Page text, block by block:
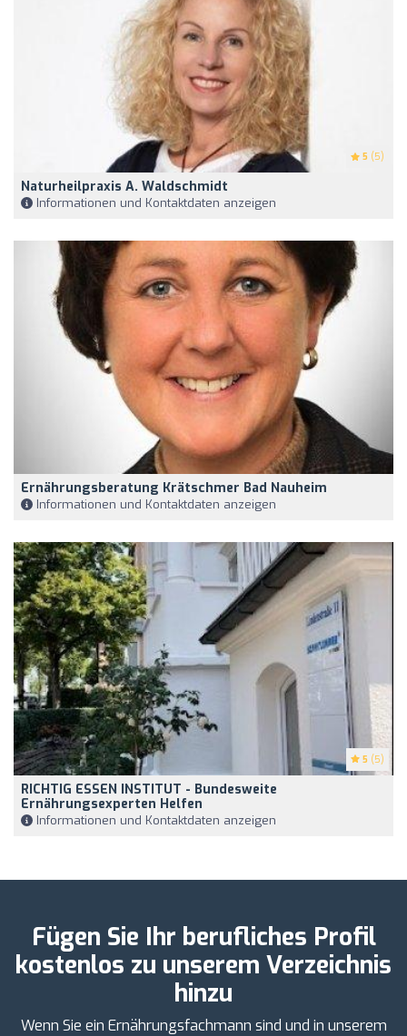
5 (5)
Naturheilpraxis A. Waldschmidt
Informationen und Kontaktdaten anzeigen
Ernährungsberatung Krätschmer Bad Nauheim
Informationen und Kontaktdaten anzeigen
5 (5)
RICHTIG ESSEN INSTITUT - Bundesweite
Ernährungsexperten Helfen
Informationen und Kontaktdaten anzeigen
Fügen Sie Ihr berufliches Profil
kostenlos zu unserem Verzeichnis
hinzu
Wenn Sie ein Ernährungsfachmann sind und in unserem